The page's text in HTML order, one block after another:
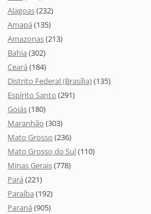
Alagoas(232)
Amapá (135)
Amazonas(213)
Bahia (302)
Ceará (184)
Distrito Federal (Brasília)(135)
Espírito Santo (291)
Goiás(180)
Maranhão (303)
Mato Grosso (236)
Mato Grosso do Sul(110)
Minas Gerais(778)
Pará (221)
Paraíba (192)
Paraná (905)